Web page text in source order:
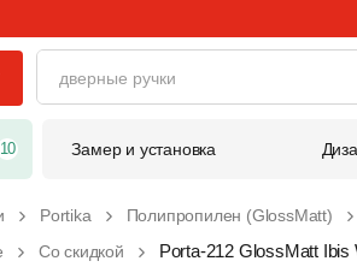
10 Замер и установка
Portika Полипропилен (GlossMatt)
Со скидкой Porta-212 GlossMatt Ibis